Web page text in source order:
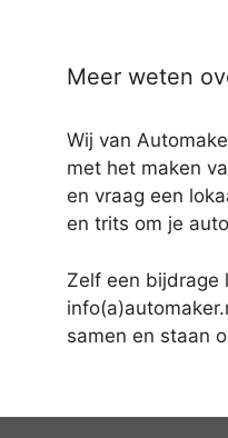
Meer weten
Wij van
met het maken
en vraag een
en trits om je
Zelf een bijdrage
samen en staan